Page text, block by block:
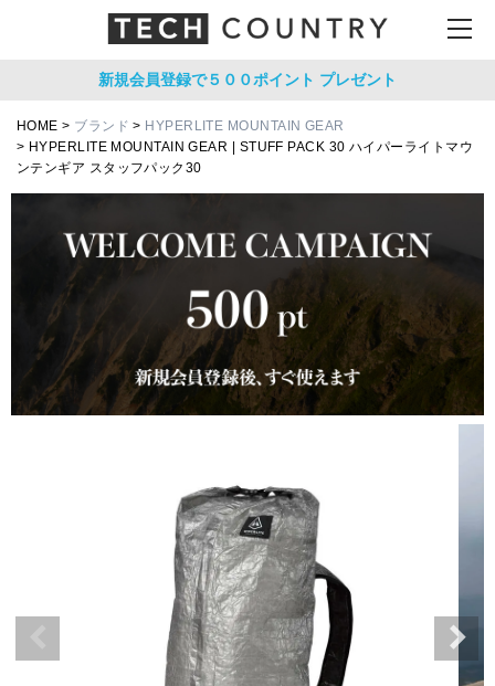
新規会員登録で５００ポイント プレゼント
HOME ブランド
HYPERLITE MOUNTAIN GEAR
HYPERLITE MOUNTAIN GEAR | STUFF PACK 30 ハイパーライトマウ
ンテンギア スタッフパック30